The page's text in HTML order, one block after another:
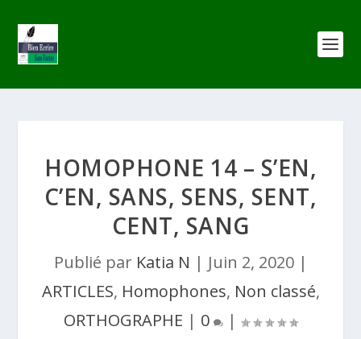
HOMOPHONE 14 – S’EN,
C’EN, SANS, SENS, SENT,
CENT, SANG
Publié par Katia N | Juin 2, 2020|
ARTICLES, Homophones, Non classé,
ORTHOGRAPHE | 0 |